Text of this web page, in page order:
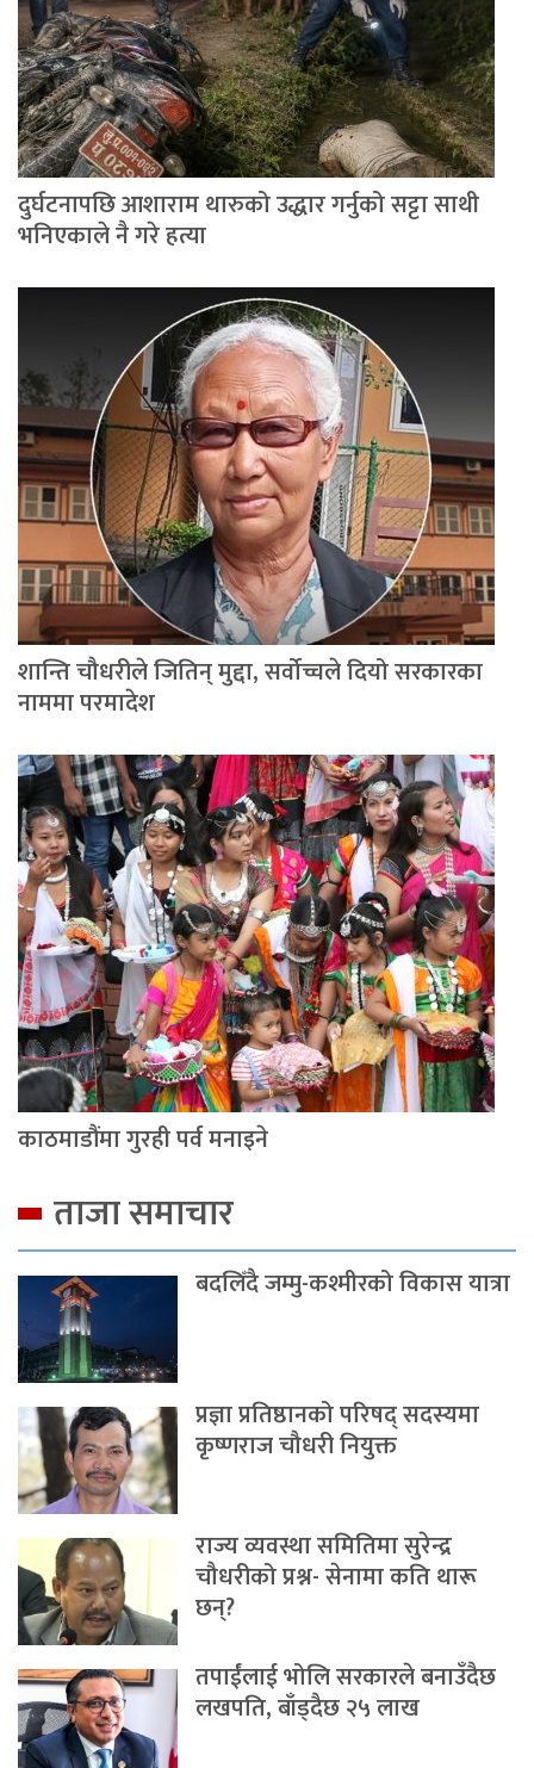
दुर्घटनापछि आशाराम थारुको उद्धार गर्नुको सट्टा साथी
भनिएकाले नै गरे हत्या
शान्ति चौधरीले जितिन् मुद्दा, सर्वोच्चले दियो सरकारका
नाममा परमादेश
काठमाडौंमा गुरही पर्व मनाइने
ताजा समाचार
बदलिँदै जम्मु-कश्मीरको विकास यात्रा
प्रज्ञा प्रतिष्ठानको परिषद् सदस्यमा
कृष्णराज चौधरी नियुक्त
राज्य व्यवस्था समितिमा सुरेन्द्र
चौधरीको प्रश्न- सेनामा कति थारू
छन्?
तपाईंलाई भोलि सरकारले बनाउँदैछ
लखपति, बाँड्दैछ २५ लाख